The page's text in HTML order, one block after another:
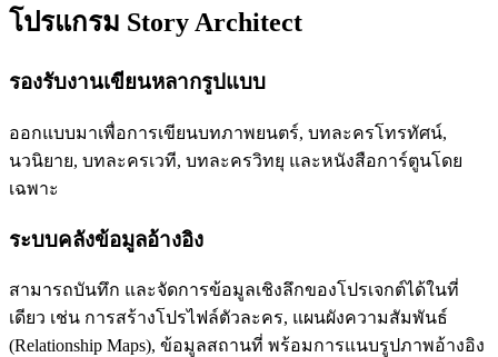
โปรแกรม Story Architect
รองรับงานเขียนหลากรูปแบบ
ออกแบบมาเพื่อการเขียนบทภาพยนตร์, บทละครโทรทัศน์,
นวนิยาย, บทละครเวที, บทละครวิทยุ และหนังสือการ์ตูนโดย
เฉพาะ
ระบบคลังข้อมูลอ้างอิง
สามารถบันทึก และจัดการข้อมูลเชิงลึกของโปรเจกต์ได้ในที่
เดียว เช่น การสร้างโปรไฟล์ตัวละคร, แผนผังความสัมพันธ์
(Relationship Maps), ข้อมูลสถานที่ พร้อมการแนบรูปภาพอ้างอิง